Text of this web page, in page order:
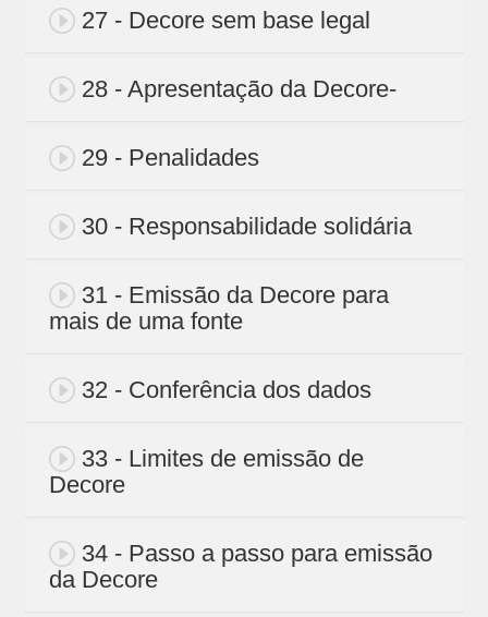
27 - Decore sem base legal
28 - Apresentação da Decore-
29 - Penalidades
30 - Responsabilidade solidária
31 - Emissão da Decore para
mais de uma fonte
32 - Conferência dos dados
33 - Limites de emissão de
Decore
34 - Passo a passo para emissão
da Decore